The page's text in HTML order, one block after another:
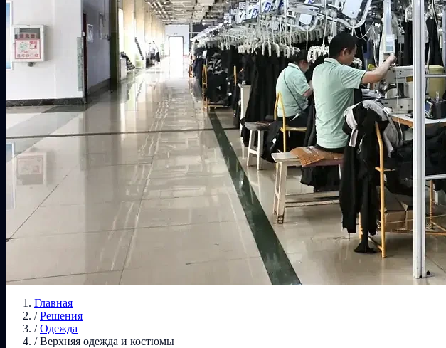
Главная
/ Решения
/ Одежда
/ Верхняя одежда и костюмы